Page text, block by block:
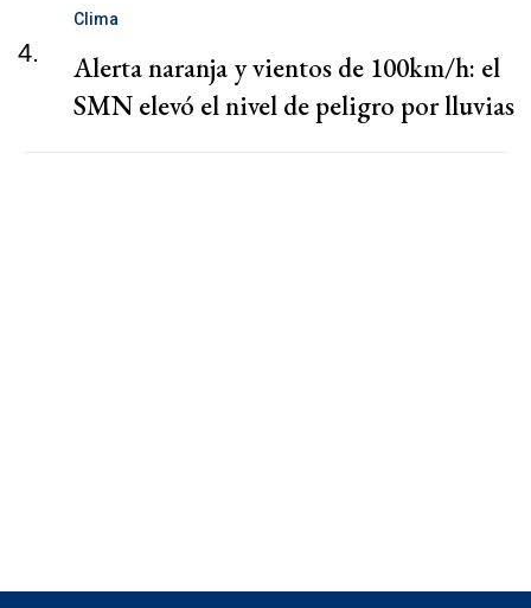
4.
Clima
Alerta naranja y vientos de 100km/h: el
SMN elevó el nivel de peligro por lluvias